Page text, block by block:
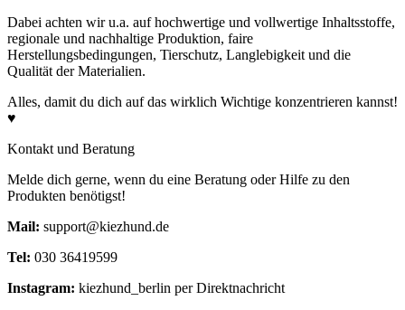
Dabei achten wir u.a. auf hochwertige und vollwertige Inhaltsstoffe,
regionale und nachhaltige Produktion, faire
Herstellungsbedingungen, Tierschutz, Langlebigkeit und die
Qualität der Materialien.
Alles, damit du dich auf das wirklich Wichtige konzentrieren kannst!
♥
Kontakt und Beratung
Melde dich gerne, wenn du eine Beratung oder Hilfe zu den
Produkten benötigst!
Mail: support@kiezhund.de
Tel: 030 36419599
Instagram: kiezhund_berlin per Direktnachricht